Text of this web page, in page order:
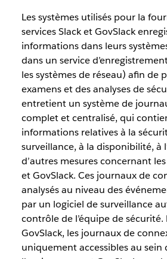
Les systèmes utilisés pour la
services Slack et GovSlack
informations dans leurs
dans un service
les systèmes de réseau) afin de
examens et des analyses de
entretient un système de
complet et centralisé, qui
informations relatives à la
surveillance, à la disponibilité, à
d’autres mesures concernant
et GovSlack. Ces journaux de
analysés au niveau des
par un logiciel de surveillance
contrôle de l’équipe de sécurité.
GovSlack, les journaux de
uniquement accessibles au sein